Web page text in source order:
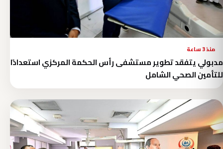
منذ 3 ساعة
مدبولي يتفقد تطوير مستشفى رأس الحكمة المركزي استعدادًا
للتأمين الصحي الشامل